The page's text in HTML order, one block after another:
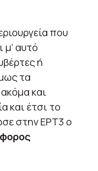
που
μ’ αυτό
ή
τα
και
και έτσι το
στην ΕΡΤ3 ο